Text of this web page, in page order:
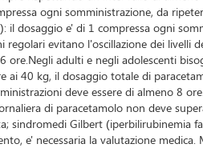
ogni somministrazione, da
dosaggio e' di 1 compressa ogni
evitano l'oscillazione dei
adulti e negli adolescenti
40 kg, il dosaggio totale di
deve essere di almeno 8
di paracetamolo non deve
sindromedi Gilbert
e' necessaria la valutazione